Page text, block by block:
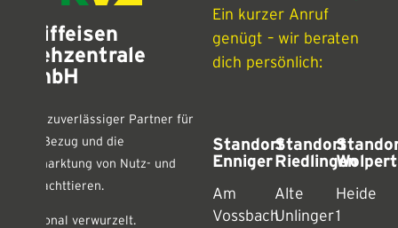
Raiffeisen
Viehzentrale
GmbH
Dein zuverlässiger Partner für
den Bezug und die
Vermarktung von Nutz- und
Schlachttieren.
Regional verwurzelt.
Ein kurzer Anruf
genügt – wir beraten
dich persönlich:
Standort
Enniger
Am
Vossbach
Standort
Riedlingen
Alte
Unlinger
Heide
1